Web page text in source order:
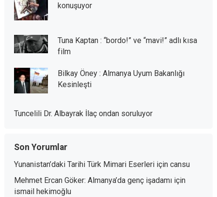
konuşuyor
Tuna Kaptan : “bordo!” ve “mavi!” adlı kısa
film
Bilkay Öney : Almanya Uyum Bakanlığı
Kesinleşti
Tuncelili Dr. Albayrak İlaç ondan soruluyor
Son Yorumlar
Yunanistan’daki Tarihi Türk Mimari Eserleriiçin cansu
Mehmet Ercan Göker: Almanya’da genç işadamıiçin
ismail hekimoğlu